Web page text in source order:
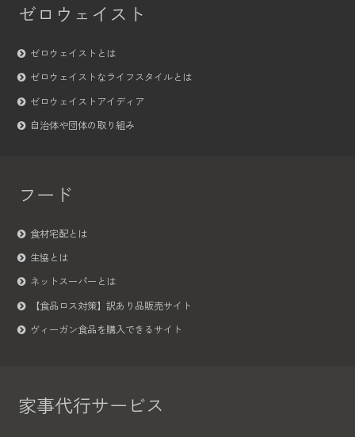
ゼロウェイスト
ゼロウェイストとは
ゼロウェイストなライフスタイルとは
ゼロウェイストアイディア
自治体や団体の取り組み
フード
食材宅配とは
生協とは
ネットスーパーとは
【食品ロス対策】訳あり品販売サイト
ヴィーガン食品を購入できるサイト
家事代行サービス